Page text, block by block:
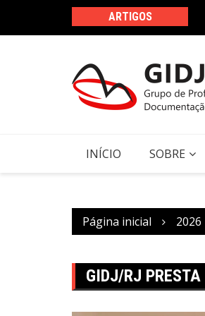
o
ARTIGOS
INÍCIO SOBRE
Página inicial 2026
GIDJ/RJ